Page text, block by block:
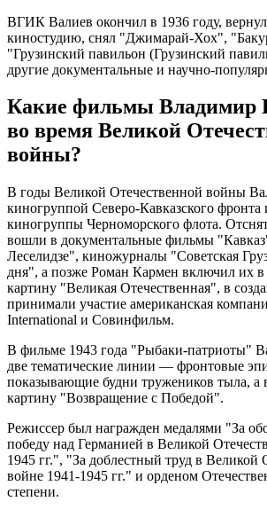
ВГИК Валиев окончил в 1936 году,
киностудию, снял "Джимарай-Хох",
"Грузинский павильон (Грузинский
другие документальные и научно-
Какие фильмы Владимир
во время Великой
войны?
В годы Великой Отечественной войны
киногруппой Северо-Кавказского
киногруппы Черноморского флота.
вошли в документальные фильмы
Леселидзе", киножурналы "Советская
дня", а позже Роман Кармен включил их
картину "Великая Отечественная", в
принимали участие американская
International и Совинфильм.
В фильме 1943 года "Рыбаки-патриоты"
две тематические линии — фронтовые
показывающие будни тружеников тыла, а
картину "Возвращение с Победой".
Режиссер был награжден медалями "За
победу над Германией в Великой
1945 гг.", "За доблестный труд в Великой
войне 1941-1945 гг." и орденом
степени.